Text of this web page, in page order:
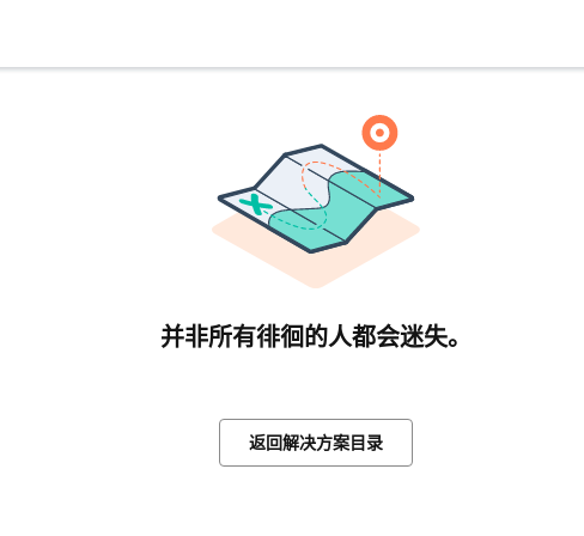
并非所有徘徊的人都会迷失。
返回解决方案目录